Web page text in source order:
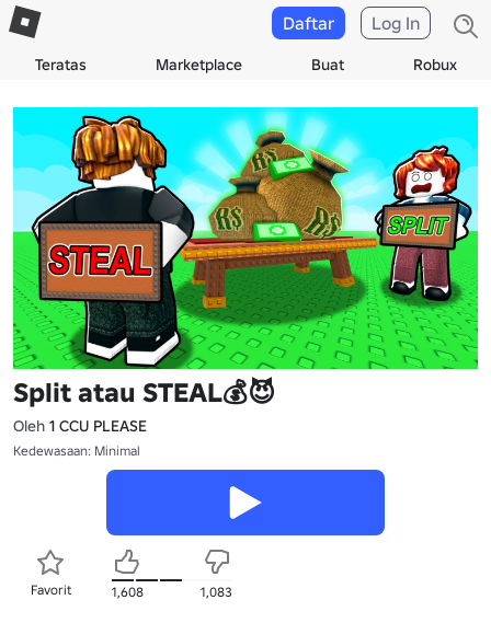
Teratas Marketplace Buat Robux
Daftar Log In
Split atau STEAL💰😈
Oleh 1 CCU PLEASE
Kedewasaan: Minimal
Favorit 1,608 1,083